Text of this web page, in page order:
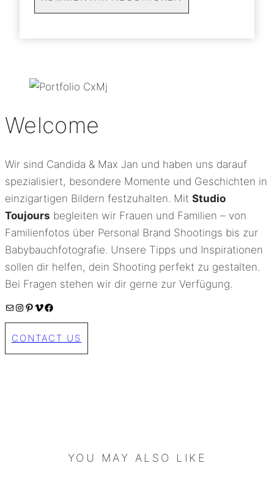
Welcome
Wir sind Candida & Max Jan und haben uns darauf
spezialisiert, besondere Momente und Geschichten in
einzigartigen Bildern festzuhalten. Mit Studio
Toujours begleiten wir Frauen und Familien – von
Familienfotos über Personal Brand Shootings bis zur
Babybauchfotografie. Unsere Tipps und Inspirationen
sollen dir helfen, dein Shooting perfekt zu gestalten.
Bei Fragen stehen wir dir gerne zur Verfügung.
E-MailInstagram
Pinterest
VimeoFacebook
CONTACT US
YOU MAY ALSO LIKE